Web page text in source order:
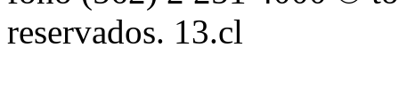
reservados. 13.cl